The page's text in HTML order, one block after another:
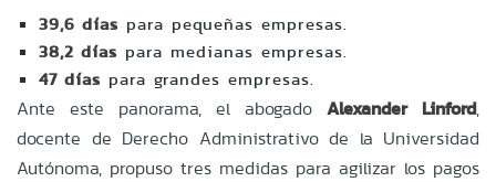
39,6 días para pequeñas empresas.
38,2 días para medianas empresas.
47 días para grandes empresas.
Ante este panorama, el abogado Alexander Linford,
docente de Derecho Administrativo de la Universidad
Autónoma, propuso tres medidas para agilizar los pagos